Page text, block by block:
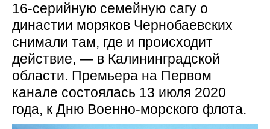
16-серийную семейную сагу о
династии моряков Чернобаевских
снимали там, где и происходит
действие, — в Калининградской
области. Премьера на Первом
канале состоялась 13 июля 2020
года, к Дню Военно-морского флота.